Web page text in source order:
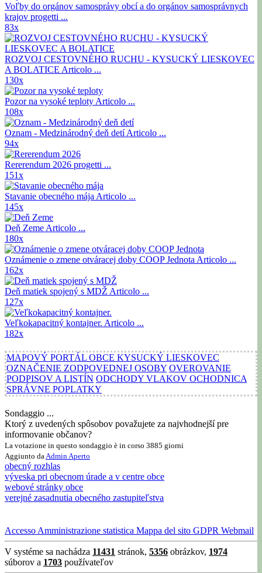
Voľby do orgánov samosprávy obcí a do orgánov samosprávnych
krajov progetti ...
83x
ROZVOJ CESTOVNÉHO RUCHU - KYSUCKÝ LIESKOVEC
A BOLATICE Articolo ...
130x
Pozor na vysoké teploty Articolo ...
108x
Oznam - Medzinárodný deň detíArticolo ...
94x
Rererendum 2026 progetti ...
151x
Stavanie obecného mája Articolo ...
145x
Deň Zeme Articolo ...
180x
Oznámenie o zmene otváracej doby COOP Jednota Articolo ...
162x
Deň matiek spojený s MDŽ Articolo ...
127x
Veľkokapacitný kontajner. Articolo ...
182x
MAPOVÝ PORTÁL OBCE KYSUCKÝ LIESKOVEC
OZNAČENIE ZODPOVEDNEJ OSOBY OVEROVANIE
PODPISOV A LISTÍN ODCHODY VLAKOV OCHODNICA
SPRÁVNE POPLATKY
Sondaggio ...
Ktorý z uvedených spôsobov považujete za najvhodnejší pre
informovanie občanov?
La votazione in questo sondaggio è in corso 3885 giorni
Aggiunto da Admin Aperto
obecný rozhlas
výveska pri obecnom úrade a v centre obce
webové stránky obce
verejné zasadnutia obecného zastupiteľstva
Accesso Amministrazione statistica Mappa del sito GDPR Webmail
V systéme sa nachádza 11431 stránok, 5356 obrázkov, 1974
súborov a 1703 používateľov